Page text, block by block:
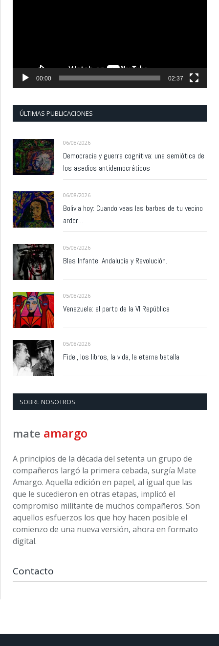
00:00 02:37
ÚLTIMAS PUBLICACIONES
06/08/2026
Democracia y guerra cognitiva: una semiótica de
los asedios antidemocráticos
06/08/2026
Bolivia hoy: Cuando veas las barbas de tu vecino
arder…
05/08/2026
Blas Infante: Andalucía y Revolución.
05/08/2026
Venezuela: el parto de la VI República
05/08/2026
Fidel, los libros, la vida, la eterna batalla
SOBRE NOSOTROS
mate amargo
A principios de la década del setenta un grupo de
compañeros largó la primera cebada, surgía Mate
Amargo. Aquella edición en papel, al igual que las
que le sucedieron en otras etapas, implicó el
compromiso militante de muchos compañeros. Son
aquellos esfuerzos los que hoy hacen posible el
comienzo de una nueva versión, ahora en formato
digital.
Contacto